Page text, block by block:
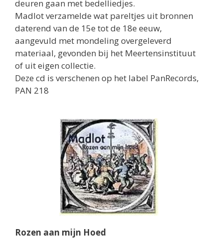
deuren gaan met bedelliedjes.
Madlot verzamelde wat pareltjes uit bronnen
daterend van de 15e tot de 18e eeuw,
aangevuld met mondeling overgeleverd
materiaal, gevonden bij het Meertensinstituut
of uit eigen collectie.
Deze cd is verschenen op het label PanRecords,
PAN 218
Rozen aan mijn Hoed